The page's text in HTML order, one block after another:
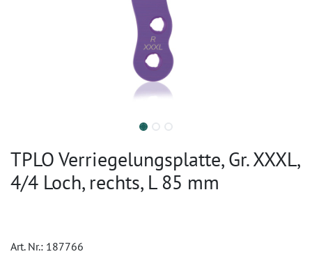
TPLO Verriegelungsplatte, Gr. XXXL,
4/4 Loch, rechts, L 85 mm
Art. Nr.: 187766